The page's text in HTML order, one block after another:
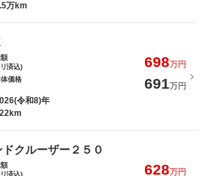
万km
済込)
698万円
価格
691万円
令和8)年
ドクルーザー２５０
済込)
628万円